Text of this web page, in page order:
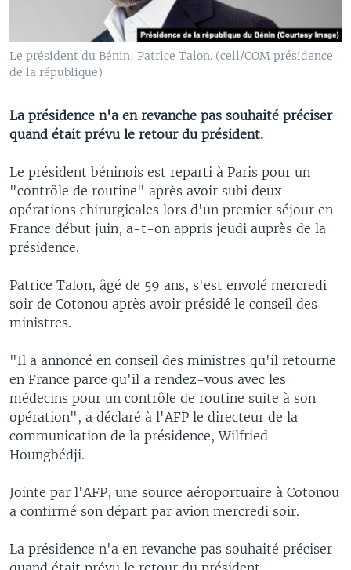
Le président du Bénin, Patrice Talon. (cell/COM présidence
de la république)
La présidence n'a en revanche pas souhaité préciser
quand était prévu le retour du président.
Le président béninois est reparti à Paris pour un
"contrôle de routine" après avoir subi deux
opérations chirurgicales lors d'un premier séjour en
France début juin, a-t-on appris jeudi auprès de la
présidence.
Patrice Talon, âgé de 59 ans, s'est envolé mercredi
soir de Cotonou après avoir présidé le conseil des
ministres.
"Il a annoncé en conseil des ministres qu'il retourne
en France parce qu'il a rendez-vous avec les
médecins pour un contrôle de routine suite à son
opération", a déclaré à l'AFP le directeur de la
communication de la présidence, Wilfried
Houngbédji.
Jointe par l'AFP, une source aéroportuaire à Cotonou
a confirmé son départ par avion mercredi soir.
La présidence n'a en revanche pas souhaité préciser